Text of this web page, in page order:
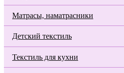
Матрасы, наматрасники
Детский текстиль
Текстиль для кухни